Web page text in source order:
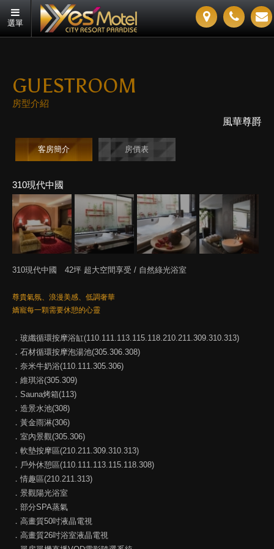
選單
GUESTROOM
房型介紹
風華尊爵
客房簡介 房價表
310現代中國
310現代中國 42坪 超大空間享受 / 自然綠光浴室
尊貴氣氛、浪漫美感、低調奢華
嬌寵每一顆需要休憩的心靈
．玻纖循環按摩浴缸(110.111.113.115.118.210.211.309.310.313)
．石材循環按摩泡湯池(305.306.308)
．奈米牛奶浴(110.111.305.306)
．維琪浴(305.309)
．Sauna烤箱(113)
．造景水池(308)
．黃金雨淋(306)
．室內景觀(305.306)
．軟墊按摩區(210.211.309.310.313)
．戶外休憩區(110.111.113.115.118.308)
．情趣區(210.211.313)
．景觀陽光浴室
．部分SPA蒸氣
．高畫質50吋液晶電視
．高畫質26吋浴室液晶電視